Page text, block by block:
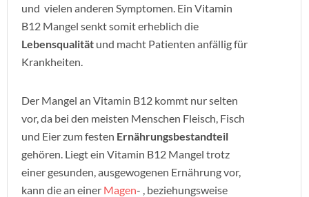
und vielen anderen Symptomen. Ein Vitamin
B12 Mangel senkt somit erheblich die
Lebensqualität und macht Patienten anfällig für
Krankheiten.
Der Mangel an Vitamin B12 kommt nur selten
vor, da bei den meisten Menschen Fleisch, Fisch
und Eier zum festen Ernährungsbestandteil
gehören. Liegt ein Vitamin B12 Mangel trotz
einer gesunden, ausgewogenen Ernährung vor,
kann die an einer Magen- , beziehungsweise